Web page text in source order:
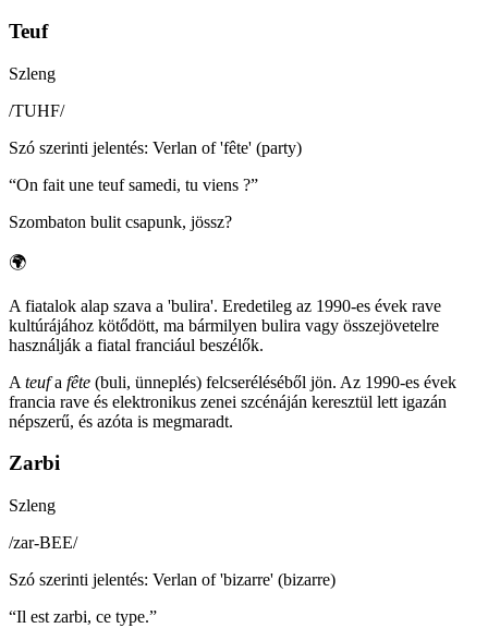
Teuf
Szleng
/TUHF/
Szó szerinti jelentés: Verlan of 'fête' (party)
“On fait une teuf samedi, tu viens ?”
Szombaton bulit csapunk, jössz?
🌍
A fiatalok alap szava a 'bulira'. Eredetileg az 1990-es évek rave
kultúrájához kötődött, ma bármilyen bulira vagy összejövetelre
használják a fiatal franciául beszélők.
A teufa fête (buli, ünneplés) felcseréléséből jön. Az 1990-es évek
francia rave és elektronikus zenei szcénáján keresztül lett igazán
népszerű, és azóta is megmaradt.
Zarbi
Szleng
/zar-BEE/
Szó szerinti jelentés: Verlan of 'bizarre' (bizarre)
“Il est zarbi, ce type.”